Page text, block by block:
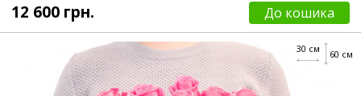
12 600 грн.
До кошика
60 см
30 см